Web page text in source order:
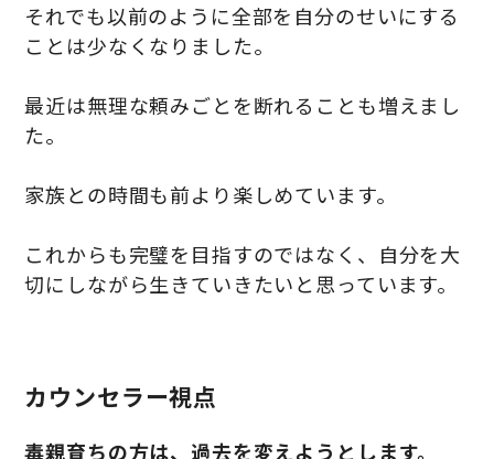
それでも以前のように全部を自分のせいにする
ことは少なくなりました。
最近は無理な頼みごとを断れることも増えまし
た。
家族との時間も前より楽しめています。
これからも完璧を目指すのではなく、自分を大
切にしながら生きていきたいと思っています。
カウンセラー視点
毒親育ちの方は、過去を変えようとします。